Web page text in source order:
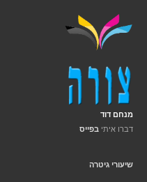
מנחם דוד
דברו איתי בפייס
שיעורי גיטרה